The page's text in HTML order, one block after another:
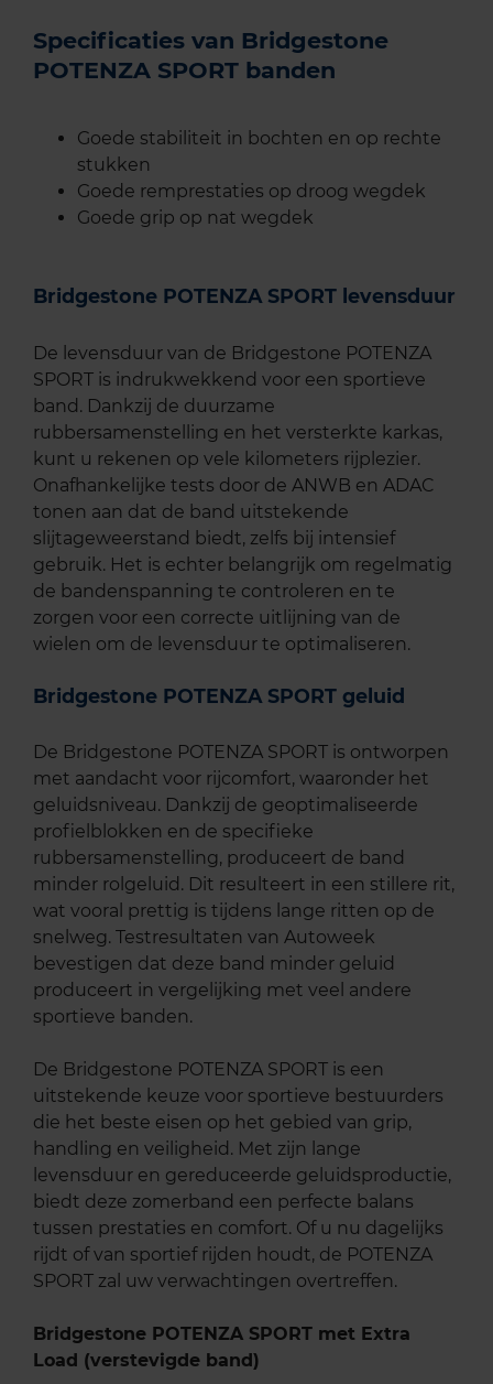
Specificaties van Bridgestone
POTENZA SPORT banden
Goede stabiliteit in bochten en op rechte
stukken
Goede remprestaties op droog wegdek
Goede grip op nat wegdek
Bridgestone POTENZA SPORT levensduur
De levensduur van de Bridgestone POTENZA
SPORT is indrukwekkend voor een sportieve
band. Dankzij de duurzame
rubbersamenstelling en het versterkte karkas,
kunt u rekenen op vele kilometers rijplezier.
Onafhankelijke tests door de ANWB en ADAC
tonen aan dat de band uitstekende
slijtageweerstand biedt, zelfs bij intensief
gebruik. Het is echter belangrijk om regelmatig
de bandenspanning te controleren en te
zorgen voor een correcte uitlijning van de
wielen om de levensduur te optimaliseren.
Bridgestone POTENZA SPORT geluid
De Bridgestone POTENZA SPORT is ontworpen
met aandacht voor rijcomfort, waaronder het
geluidsniveau. Dankzij de geoptimaliseerde
profielblokken en de specifieke
rubbersamenstelling, produceert de band
minder rolgeluid. Dit resulteert in een stillere rit,
wat vooral prettig is tijdens lange ritten op de
snelweg. Testresultaten van Autoweek
bevestigen dat deze band minder geluid
produceert in vergelijking met veel andere
sportieve banden.
De Bridgestone POTENZA SPORT is een
uitstekende keuze voor sportieve bestuurders
die het beste eisen op het gebied van grip,
handling en veiligheid. Met zijn lange
levensduur en gereduceerde geluidsproductie,
biedt deze zomerband een perfecte balans
tussen prestaties en comfort. Of u nu dagelijks
rijdt of van sportief rijden houdt, de POTENZA
SPORT zal uw verwachtingen overtreffen.
Bridgestone POTENZA SPORT met Extra
Load (verstevigde band)